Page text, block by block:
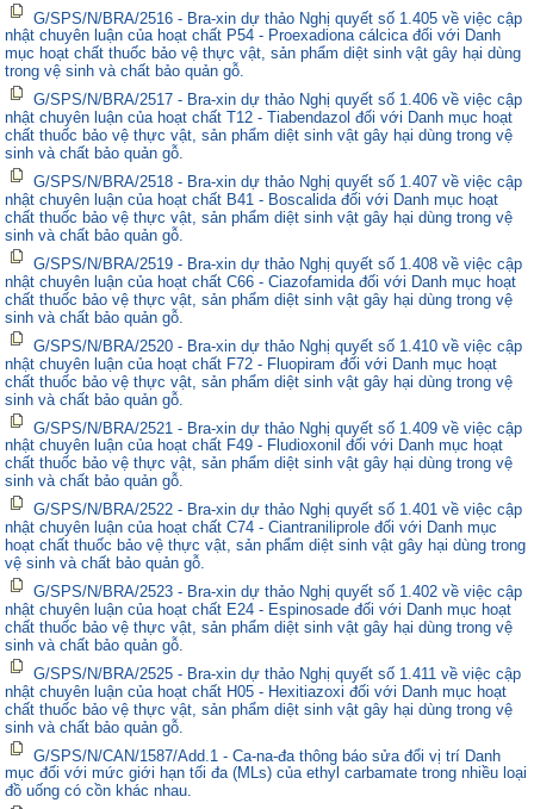
G/SPS/N/BRA/2516 - Bra-xin dự thảo Nghị quyết số 1.405 về việc cập
nhật chuyên luận của hoạt chất P54 - Proexadiona cálcica đối với Danh
mục hoạt chất thuốc bảo vệ thực vật, sản phẩm diệt sinh vật gây hại dùng
trong vệ sinh và chất bảo quản gỗ.
G/SPS/N/BRA/2517 - Bra-xin dự thảo Nghị quyết số 1.406 về việc cập
nhật chuyên luận của hoạt chất T12 - Tiabendazol đối với Danh mục hoạt
chất thuốc bảo vệ thực vật, sản phẩm diệt sinh vật gây hại dùng trong vệ
sinh và chất bảo quản gỗ.
G/SPS/N/BRA/2518 - Bra-xin dự thảo Nghị quyết số 1.407 về việc cập
nhật chuyên luận của hoạt chất B41 - Boscalida đối với Danh mục hoạt
chất thuốc bảo vệ thực vật, sản phẩm diệt sinh vật gây hại dùng trong vệ
sinh và chất bảo quản gỗ.
G/SPS/N/BRA/2519 - Bra-xin dự thảo Nghị quyết số 1.408 về việc cập
nhật chuyên luận của hoạt chất C66 - Ciazofamida đối với Danh mục hoạt
chất thuốc bảo vệ thực vật, sản phẩm diệt sinh vật gây hại dùng trong vệ
sinh và chất bảo quản gỗ.
G/SPS/N/BRA/2520 - Bra-xin dự thảo Nghị quyết số 1.410 về việc cập
nhật chuyên luận của hoạt chất F72 - Fluopiram đối với Danh mục hoạt
chất thuốc bảo vệ thực vật, sản phẩm diệt sinh vật gây hại dùng trong vệ
sinh và chất bảo quản gỗ.
G/SPS/N/BRA/2521 - Bra-xin dự thảo Nghị quyết số 1.409 về việc cập
nhật chuyên luận của hoạt chất F49 - Fludioxonil đối với Danh mục hoạt
chất thuốc bảo vệ thực vật, sản phẩm diệt sinh vật gây hại dùng trong vệ
sinh và chất bảo quản gỗ.
G/SPS/N/BRA/2522 - Bra-xin dự thảo Nghị quyết số 1.401 về việc cập
nhật chuyên luận của hoạt chất C74 - Ciantraniliprole đối với Danh mục
hoạt chất thuốc bảo vệ thực vật, sản phẩm diệt sinh vật gây hại dùng trong
vệ sinh và chất bảo quản gỗ.
G/SPS/N/BRA/2523 - Bra-xin dự thảo Nghị quyết số 1.402 về việc cập
nhật chuyên luận của hoạt chất E24 - Espinosade đối với Danh mục hoạt
chất thuốc bảo vệ thực vật, sản phẩm diệt sinh vật gây hại dùng trong vệ
sinh và chất bảo quản gỗ.
G/SPS/N/BRA/2525 - Bra-xin dự thảo Nghị quyết số 1.411 về việc cập
nhật chuyên luận của hoạt chất H05 - Hexitiazoxi đối với Danh mục hoạt
chất thuốc bảo vệ thực vật, sản phẩm diệt sinh vật gây hại dùng trong vệ
sinh và chất bảo quản gỗ.
G/SPS/N/CAN/1587/Add.1 - Ca-na-đa thông báo sửa đổi vị trí Danh
mục đối với mức giới hạn tối đa (MLs) của ethyl carbamate trong nhiều loại
đồ uống có cồn khác nhau.